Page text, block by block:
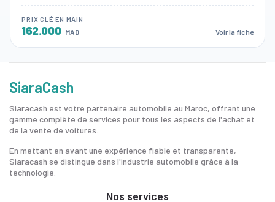
PRIX CLÉ EN MAIN
162.000 MAD Voir la fiche
SiaraCash
Siaracash est votre partenaire automobile au Maroc, offrant une
gamme complète de services pour tous les aspects de l'achat et
de la vente de voitures.
En mettant en avant une expérience fiable et transparente,
Siaracash se distingue dans l'industrie automobile grâce à la
technologie.
Nos services